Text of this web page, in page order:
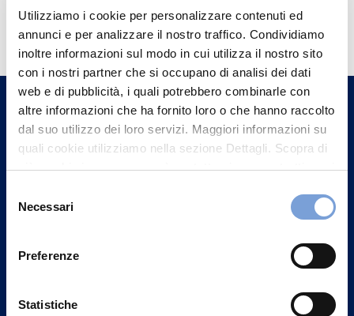
Utilizziamo i cookie per personalizzare contenuti ed
annunci e per analizzare il nostro traffico. Condividiamo
inoltre informazioni sul modo in cui utilizza il nostro sito
con i nostri partner che si occupano di analisi dei dati
web e di pubblicità, i quali potrebbero combinarle con
altre informazioni che ha fornito loro o che hanno raccolto
dal suo utilizzo dei loro servizi. Maggiori informazioni su
quali cookie utilizziamo nella sezione Dettagli. Scopra di
più su chi siamo, come può contattarci e come trattiamo i
può trovare nel footer del sito nella sezione "Informativa
delNecessari
Preferenze
Statistiche
Hai bisogno di
informazioni?
Trova l'Agenzia più vicina a te e parla con
un nostro Agente.
Contattaci